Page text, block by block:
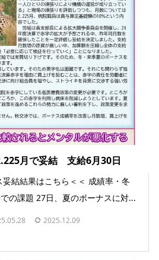
月で妥結 支給6月30日
結結果はこちら＜＜ 成績率・冬
の課題 27日、夏のボーナスに対...
2025.12.09